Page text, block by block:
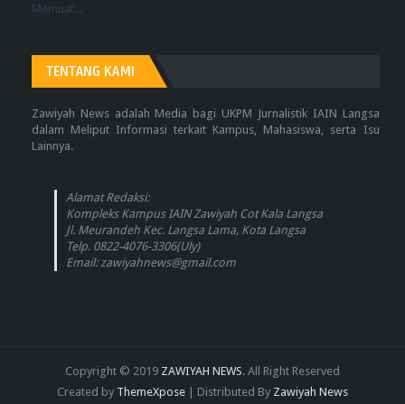
Memuat...
TENTANG KAMI
Zawiyah News adalah Media bagi UKPM Jurnalistik IAIN Langsa
dalam Meliput Informasi terkait Kampus, Mahasiswa, serta Isu
Lainnya.
Alamat Redaksi:
Kompleks Kampus IAIN Zawiyah Cot Kala Langsa
Jl. Meurandeh Kec. Langsa Lama, Kota Langsa
Telp. 0822-4076-3306(Uly)
Email: zawiyahnews@gmail.com
Copyright © 2019 ZAWIYAH NEWS. All Right Reserved
Created by ThemeXpose | Distributed By Zawiyah News